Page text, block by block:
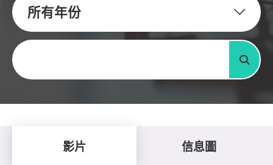
所有年份
關鍵字
搜尋
影片 信息圖